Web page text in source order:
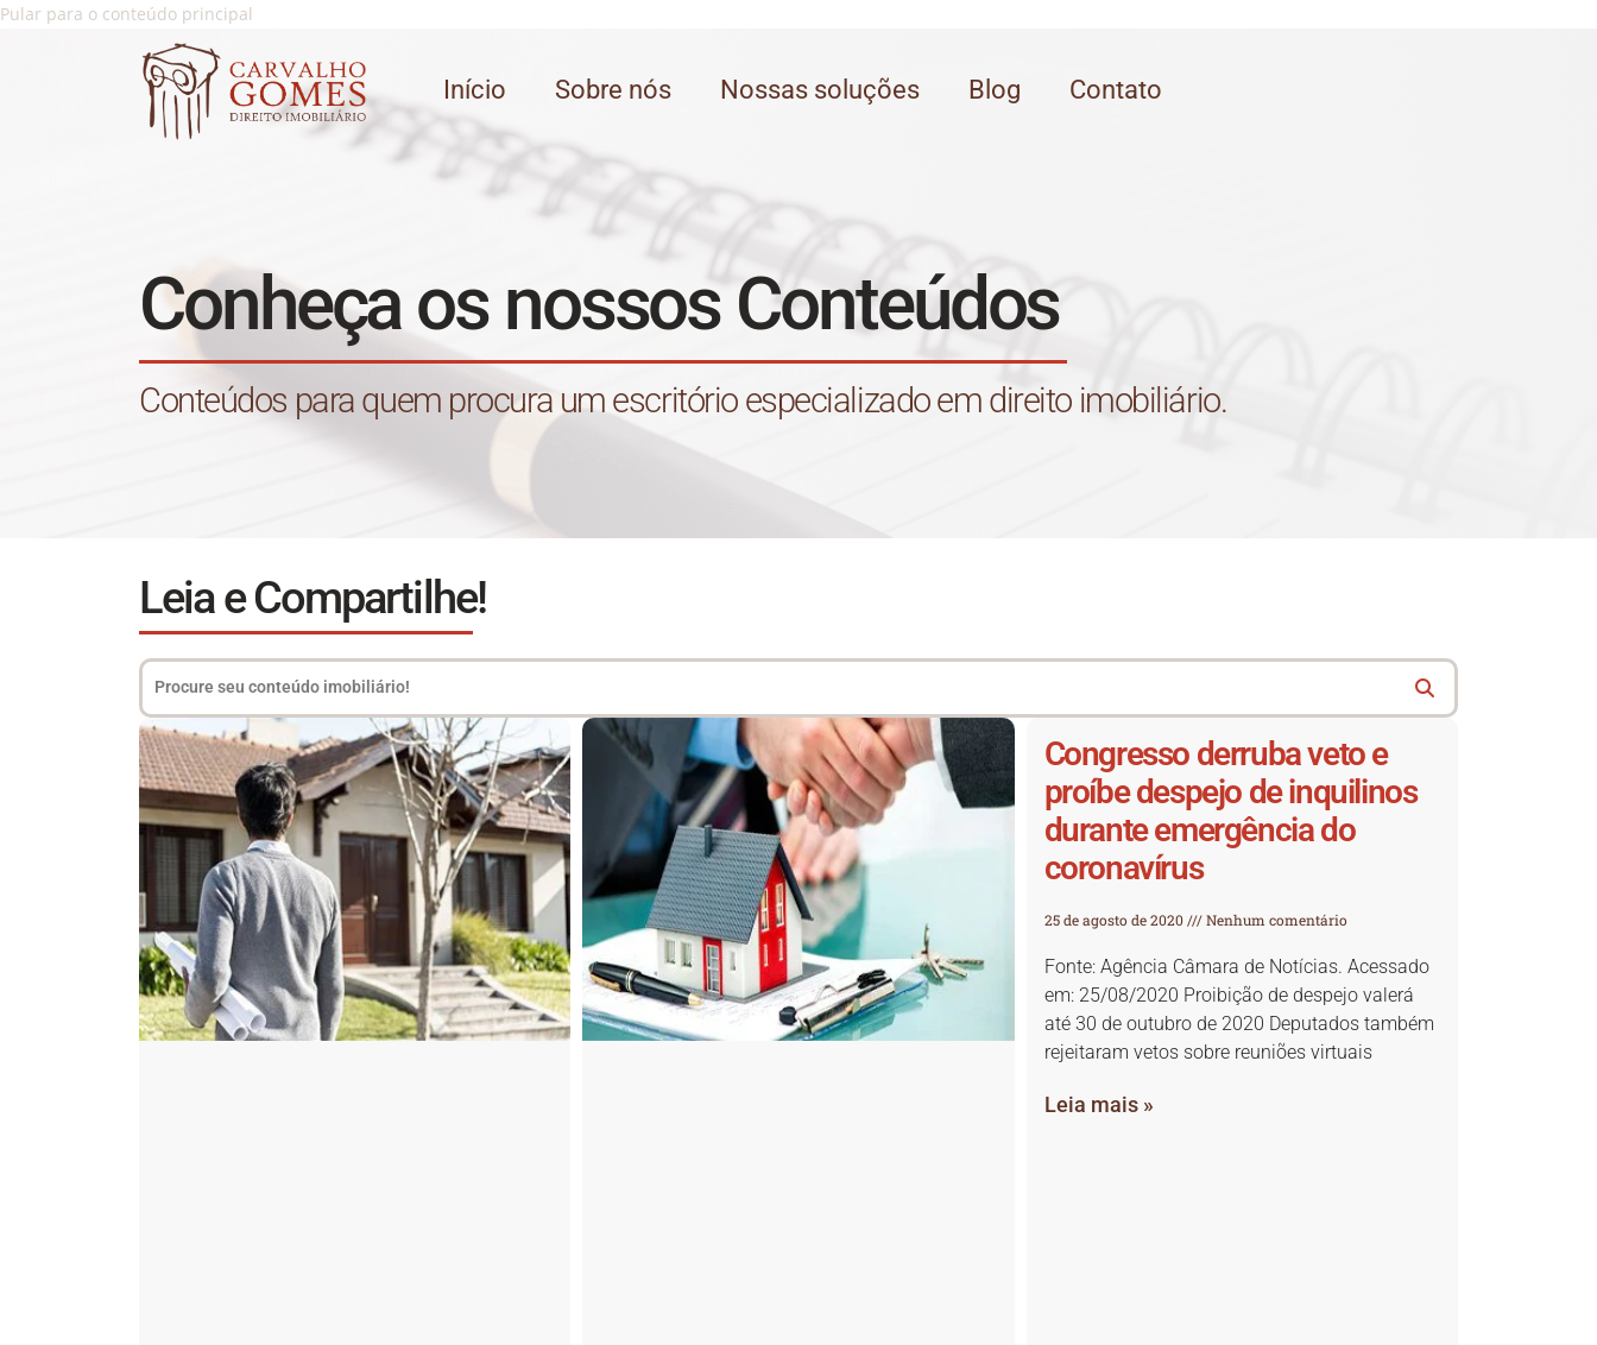
Pular para o conteúdo principal
Início Sobre nós Nossas soluções Blog Contato
Conheça os nossos Conteúdos
Conteúdos para quem procura um escritório especializado em direito imobiliário.
Leia e Compartilhe!
Congresso derruba veto e
proíbe despejo de inquilinos
durante emergência do
coronavírus
25 de agosto de 2020 Nenhum comentário
Fonte: Agência Câmara de Notícias. Acessado
em: 25/08/2020 Proibição de despejo valerá
até 30 de outubro de 2020 Deputados também
rejeitaram vetos sobre reuniões virtuais
Leia mais »